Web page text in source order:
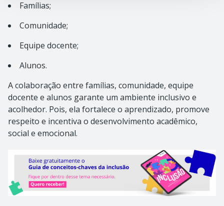
Famílias;
Comunidade;
Equipe docente;
Alunos.
A colaboração entre famílias, comunidade, equipe
docente e alunos garante um ambiente inclusivo e
acolhedor. Pois, ela fortalece o aprendizado, promove
respeito e incentiva o desenvolvimento acadêmico,
social e emocional.